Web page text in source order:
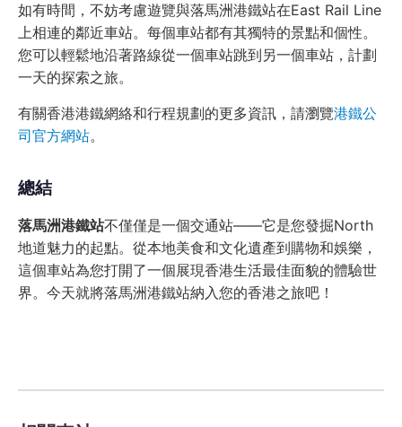
如有時間，不妨考慮遊覽與落馬洲港鐵站在East Rail Line
上相連的鄰近車站。每個車站都有其獨特的景點和個性。
您可以輕鬆地沿著路線從一個車站跳到另一個車站，計劃
一天的探索之旅。
有關香港港鐵網絡和行程規劃的更多資訊，請瀏覽港鐵公
司官方網站。
總結
落馬洲港鐵站不僅僅是一個交通站——它是您發掘North
地道魅力的起點。從本地美食和文化遺產到購物和娛樂，
這個車站為您打開了一個展現香港生活最佳面貌的體驗世
界。今天就將落馬洲港鐵站納入您的香港之旅吧！